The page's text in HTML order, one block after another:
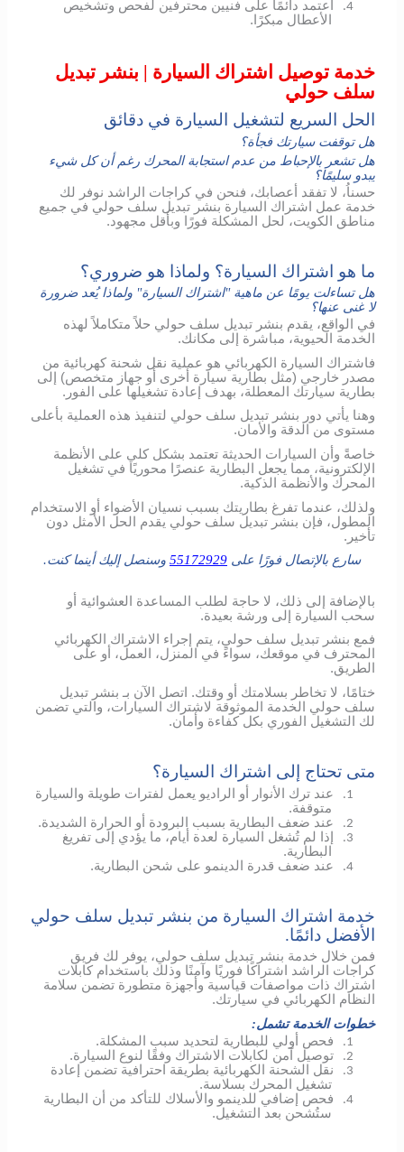
4.
اعتمد دائمًا على فنيين محترفين لفحص وتشخيص
الأعطال مبكرًا.
خدمة توصيل اشتراك السيارة | بنشر تبديل
سلف حولي
الحل السريع لتشغيل السيارة في دقائق
هل توقفت سيارتك فجأة؟
هل تشعر بالإحباط من عدم استجابة المحرك رغم أن كل شيء
يبدو سليمًا؟
حسناُ، لا تفقد أعصابك، فنحن في كراجات الراشد نوفر لك
خدمة عمل اشتراك السيارة بنشر تبديل سلف حولي في جميع
مناطق الكويت، لحل المشكلة فورًا وبأقل مجهود.
ما هو اشتراك السيارة؟ ولماذا هو ضروري؟
هل تساءلت يومًا عن ماهية "اشتراك السيارة" ولماذا يُعد ضرورة
لا غنى عنها؟
في الواقع، يقدم بنشر تبديل سلف حولي حلاً متكاملاً لهذه
الخدمة الحيوية، مباشرة إلى مكانك.
فاشتراك السيارة الكهربائي هو عملية نقل شحنة كهربائية من
مصدر خارجي (مثل بطارية سيارة أخرى أو جهاز متخصص) إلى
بطارية سيارتك المعطلة، بهدف إعادة تشغيلها على الفور.
وهنا يأتي دور بنشر تبديل سلف حولي لتنفيذ هذه العملية بأعلى
مستوى من الدقة والأمان.
خاصةً وأن السيارات الحديثة تعتمد بشكل كلي على الأنظمة
الإلكترونية، مما يجعل البطارية عنصرًا محوريًا في تشغيل
المحرك والأنظمة الذكية.
ولذلك، عندما تفرغ بطاريتك بسبب نسيان الأضواء أو الاستخدام
المطول، فإن بنشر تبديل سلف حولي يقدم الحل الأمثل دون
تأخير.
سارع بالإتصال فورًا على 55172929 وسنصل إليك أينما كنت.
بالإضافة إلى ذلك، لا حاجة لطلب المساعدة العشوائية أو
سحب السيارة إلى ورشة بعيدة.
فمع بنشر تبديل سلف حولي، يتم إجراء الاشتراك الكهربائي
المحترف في موقعك، سواءً في المنزل، العمل، أو على
الطريق.
ختامًا، لا تخاطر بسلامتك أو وقتك. اتصل الآن بـ بنشر تبديل
سلف حولي الخدمة الموثوقة لاشتراك السيارات، والتي تضمن
لك التشغيل الفوري بكل كفاءة وأمان.
متى تحتاج إلى اشتراك السيارة؟
1.
عند ترك الأنوار أو الراديو يعمل لفترات طويلة والسيارة
متوقفة.
2. عند ضعف البطارية بسبب البرودة أو الحرارة الشديدة.
3.
إذا لم تُشغل السيارة لعدة أيام، ما يؤدي إلى تفريغ
البطارية.
4. عند ضعف قدرة الدينمو على شحن البطارية.
خدمة اشتراك السيارة من بنشر تبديل سلف حولي
الأفضل دائمًا.
فمن خلال خدمة بنشر تبديل سلف حولي، يوفر لك فريق
كراجات الراشد اشتراكًا فوريًا وآمنًا وذلك باستخدام كابلات
اشتراك ذات مواصفات قياسية وأجهزة متطورة تضمن سلامة
النظام الكهربائي في سيارتك.
خطوات الخدمة تشمل:
1. فحص أولي للبطارية لتحديد سبب المشكلة.
2. توصيل آمن لكابلات الاشتراك وفقًا لنوع السيارة.
3.
نقل الشحنة الكهربائية بطريقة احترافية تضمن إعادة
تشغيل المحرك بسلاسة.
4. فحص إضافي للدينمو والأسلاك للتأكد من أن البطارية
ستُشحن بعد التشغيل.